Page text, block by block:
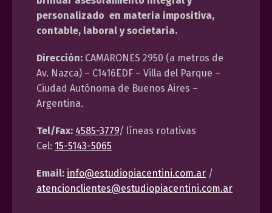
personalizado en materia impositiva,
contable, laboral y societaria.
Dirección: CAMARONES 2950 (a metros de
Av. Nazca) – C1416EDF – Villa del Parque –
Ciudad Autónoma de Buenos Aires –
Argentina.
Tel/Fax: 4585-3779/ líneas rotativas
Cel: 15-5143-5065
Email: info@estudiopiacentini.com.ar /
atencionclientes@estudiopiacentini.com.ar